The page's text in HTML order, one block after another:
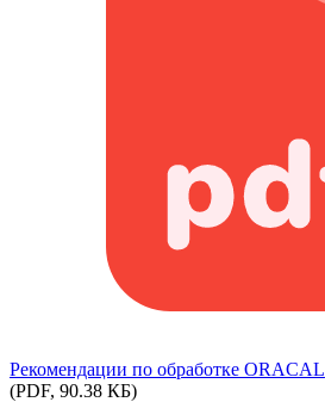
Рекомендации по обработке ORACAL
(PDF, 90.38 КБ)